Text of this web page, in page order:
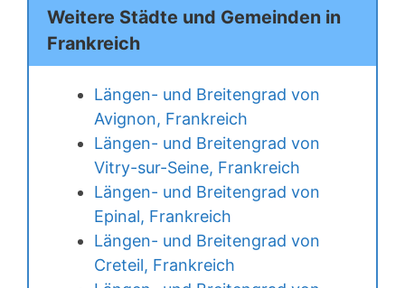
Weitere Städte und Gemeinden in
Frankreich
Längen- und Breitengrad von
Avignon, Frankreich
Längen- und Breitengrad von
Vitry-sur-Seine, Frankreich
Längen- und Breitengrad von
Epinal, Frankreich
Längen- und Breitengrad von
Creteil, Frankreich